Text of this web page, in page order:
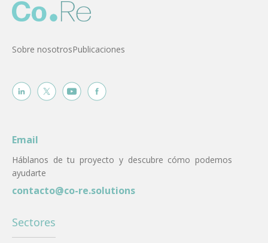
Sobre nosotrosPublicaciones
Email
Háblanos de tu proyecto y descubre cómo podemos
ayudarte
contacto@co-re.solutions
Sectores